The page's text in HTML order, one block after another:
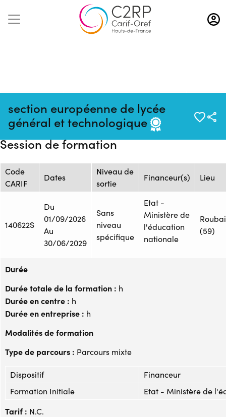
Aller
au
contenu
section européenne de lycée
général et technologique
Mise à jour :
06/08/2026
Formation :
ONISEP_TYPDISP.17_AD.16538
Flux
ONISEP
Session de formation
Code
CARIF
Dates
Niveau de
sortie
Financeur(s) Lieu
140622S
Du
01/09/2026
Au
30/06/2029
Sans
niveau
spécifique
Etat -
Ministère de
l'éducation
nationale
(59)
Durée
Durée totale de la formation : h
Durée en centre : h
Durée en entreprise : h
Modalités de formation
Type de parcours : Parcours mixte
Dispositif
Financeur
Formation Initiale
Etat - Ministère de
Tarif : N.C.